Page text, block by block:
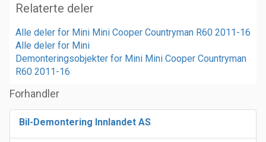
Relaterte deler
Alle deler for Mini Mini Cooper Countryman R60 2011-16
Alle deler for Mini
Demonteringsobjekter for Mini Mini Cooper Countryman
R60 2011-16
Forhandler
Bil-Demontering Innlandet AS